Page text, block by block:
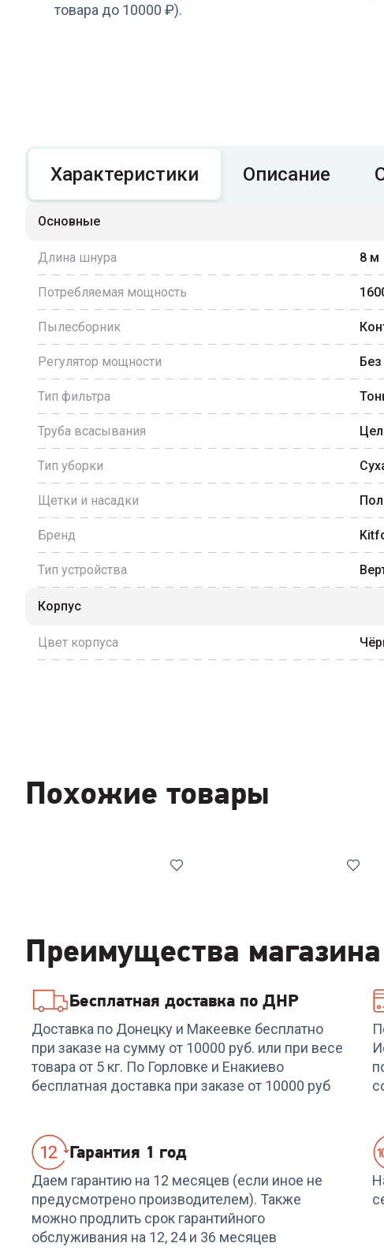
товара до 10000 ₽).
Характеристики Описание
Основные
Длина шнура 8 м
Потребляемая мощность
Пылесборник
Регулятор мощности Без
Тип фильтра
Труба всасывания
Тип уборки
Щетки и насадки
Бренд
Тип устройства
Корпус
Цвет корпуса
Похожие товары
Код:6851798
Пылесос SAMSUNG
VCC885BH36/XEV
+314бонусов
₽
Код: 6927160
Пылесос DEERMA
Suction Vacuum Cleaner
DEM-BY200
+326бонусов
Преимущества магазина
Бесплатная доставка по ДНР
Доставка по Донецку и Макеевке бесплатно
при заказе на сумму от 10000 руб. или при весе
товара от 5 кг. По Горловке и Енакиево
бесплатная доставка при заказе от 10000 руб
Гарантия 1 год
Даем гарантию на 12 месяцев (если иное не
предусмотрено производителем). Также
можно продлить срок гарантийного
обслуживания на 12, 24 и 36 месяцев